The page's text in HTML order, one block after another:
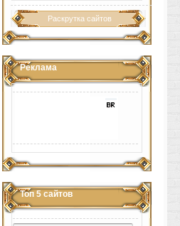
Раскрутка сайтов
Реклама
Топ 5 сайтов